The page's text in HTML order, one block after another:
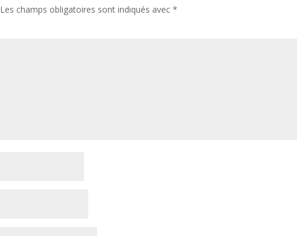
Les champs obligatoires sont indiqués avec*